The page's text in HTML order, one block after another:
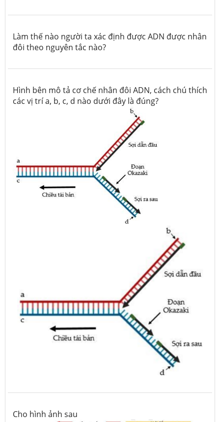
Làm thế nào người ta xác định được ADN được nhân
đôi theo nguyên tắc nào?
Hình bên mô tả cơ chế nhân đôi ADN, cách chú thích
các vị trí a, b, c, d nào dưới đây là đúng?
Cho hình ảnh sau